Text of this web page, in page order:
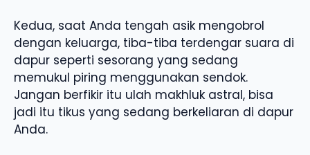
Kedua, saat Anda tengah asik mengobrol
dengan keluarga, tiba-tiba terdengar suara di
dapur seperti sesorang yang sedang
memukul piring menggunakan sendok.
Jangan berfikir itu ulah makhluk astral, bisa
jadi itu tikus yang sedang berkeliaran di dapur
Anda.